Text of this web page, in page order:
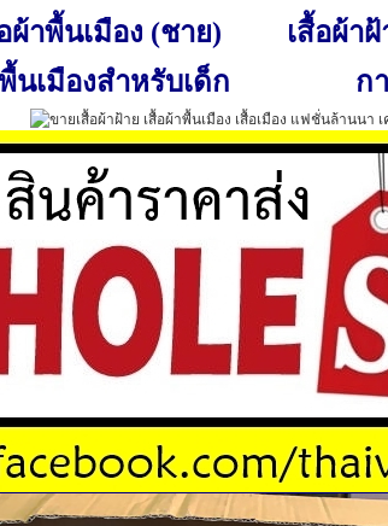
ผ้าพื้นเมือง (ชาย)
เสื้อผ้า
นเมืองสำหรับเด็ก
ก